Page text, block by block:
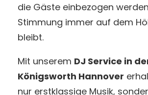
die Gäste einbezogen
Stimmung immer auf dem
bleibt.
Mit unserem DJ Service in
Königsworth Hannover
nur erstklassige Musik,